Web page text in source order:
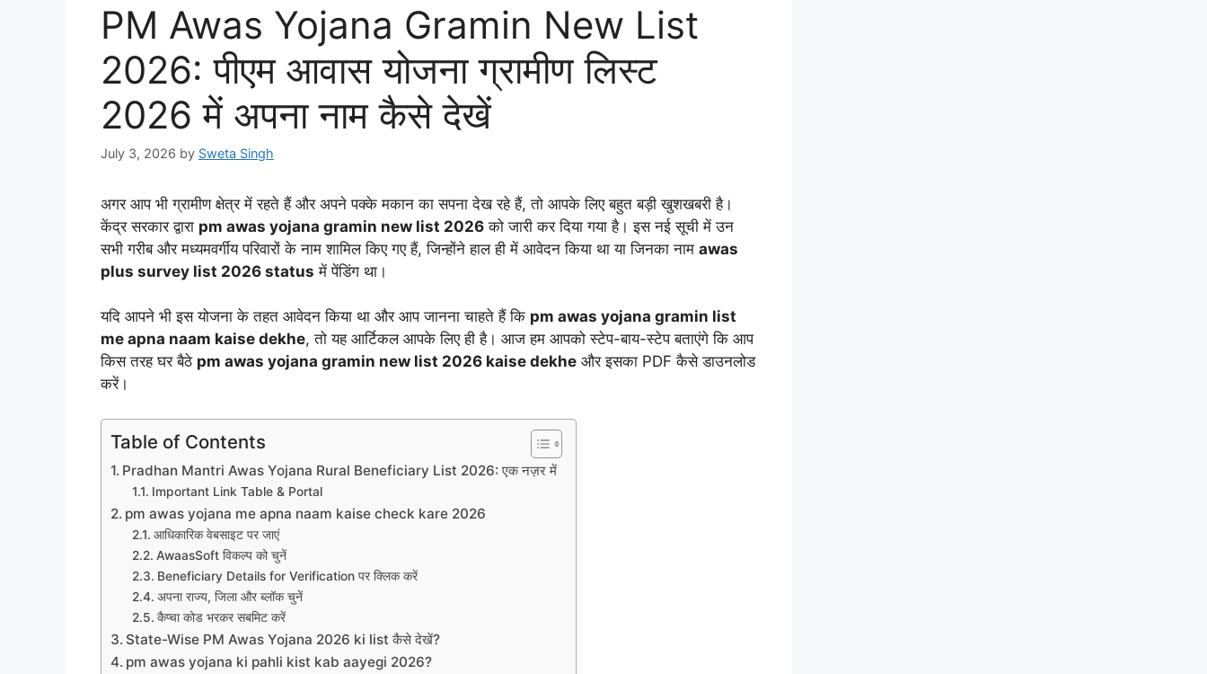
PM Awas Yojana Gramin New List
2026: पीएम आवास योजना ग्रामीण लिस्ट
2026 में अपना नाम कैसे देखें
July 3, 2026 by Sweta Singh
अगर आप भी ग्रामीण क्षेत्र में रहते हैं और अपने पक्के मकान का सपना देख रहे हैं, तो आपके लिए बहुत बड़ी खुशखबरी है।
केंद्र सरकार द्वारा pm awas yojana gramin new list 2026 को जारी कर दिया गया है। इस नई सूची में उन
सभी गरीब और मध्यमवर्गीय परिवारों के नाम शामिल किए गए हैं, जिन्होंने हाल ही में आवेदन किया था या जिनका नाम awas
plus survey list 2026 status में पेंडिंग था।
यदि आपने भी इस योजना के तहत आवेदन किया था और आप जानना चाहते हैं कि pm awas yojana gramin list
me apna naam kaise dekhe, तो यह आर्टिकल आपके लिए ही है। आज हम आपको स्टेप-बाय-स्टेप बताएंगे कि आप
किस तरह घर बैठे pm awas yojana gramin new list 2026 kaise dekhe और इसका PDF कैसे डाउनलोड
करें।
Table of Contents
Pradhan Mantri Awas Yojana Rural Beneficiary List 2026: एक नज़र में
Important Link Table & Portal
pm awas yojana me apna naam kaise check kare 2026
आधिकारिक वेबसाइट पर जाएं
AwaasSoft विकल्प को चुनें
Beneficiary Details for Verification पर क्लिक करें
अपना राज्य, जिला और ब्लॉक चुनें
कैप्चा कोड भरकर सबमिट करें
State-Wise PM Awas Yojana 2026 ki list कैसे देखें?
pm awas yojana ki pahli kist kab aayegi 2026?